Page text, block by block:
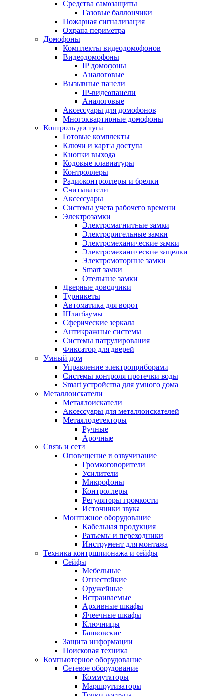
Средства самозащиты
Газовые баллончики
Пожарная сигнализация
Охрана периметра
Домофоны
Комплекты видеодомофонов
Видеодомофоны
IP домофоны
Аналоговые
Вызывные панели
IP-видеопанели
Аналоговые
Аксессуары для домофонов
Многоквартирные домофоны
Контроль доступа
Готовые комплекты
Ключи и карты доступа
Кнопки выхода
Кодовые клавиатуры
Контроллеры
Радиоконтроллеры и брелки
Считыватели
Аксессуары
Системы учета рабочего времени
Электрозамки
Электромагнитные замки
Электроригельные замки
Электромеханические замки
Электромеханические защелки
Электромоторные замки
Smart замки
Отельные замки
Дверные доводчики
Турникеты
Автоматика для ворот
Шлагбаумы
Сферические зеркала
Антикражные системы
Системы патрулирования
Фиксатор для дверей
Умный дом
Управление электроприборами
Системы контроля протечки воды
Smart устройства для умного дома
Металлоискатели
Металлоискатели
Аксессуары для металлоискателей
Металлодетекторы
Ручные
Арочные
Связь и сети
Оповещение и озвучивание
Громкоговорители
Усилители
Микрофоны
Контроллеры
Регуляторы громкости
Источники звука
Монтажное оборудование
Кабельная продукция
Разъемы и переходники
Инструмент для монтажа
Техника контршпионажа и сейфы
Сейфы
Мебельные
Огнестойкие
Оружейные
Встраиваемые
Архивные шкафы
Ячеечные шкафы
Ключницы
Банковские
Защита информации
Поисковая техника
Компьютерное оборудование
Сетевое оборудование
Коммутаторы
Маршрутизаторы